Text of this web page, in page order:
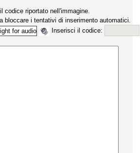
codice riportato nell'immagine.
bloccare i tentativi di inserimento automatici.
Inserisci il codice: